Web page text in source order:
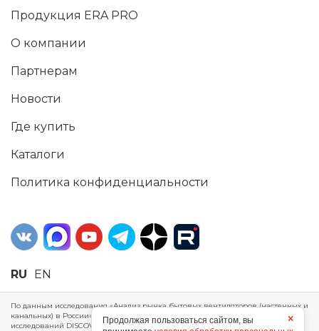
Продукция ERA PRO
О компании
Партнерам
Новости
Где купить
Каталоги
Политика конфиденциальности
RU EN
По данным исследования «Анализ рынка бытовых вентиляторов (настенных и
канальных) в России», проведенного Агентством маркетинговых
исследований DISCOVERY RESEARCH Group, 2025 г. ERA Group (ООО «ЭРА»)
×
Продолжая пользоваться сайтом, вы